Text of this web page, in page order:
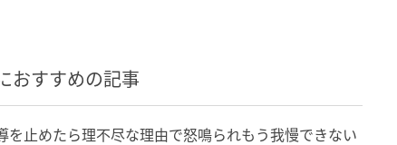
おすすめの記事
を止めたら理不尽な理由で怒鳴られもう我慢できない